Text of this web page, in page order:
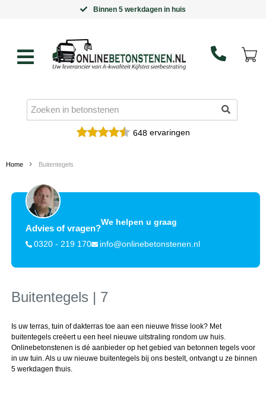
Binnen 5 werkdagen in huis
648ervaringen
Home Buitentegels
Advies of vragen?
We helpen u graag
0320 - 219 170 info@onlinebetonstenen.nl
Buitentegels | 7
Is uw terras, tuin of dakterras toe aan een nieuwe frisse look? Met
buitentegels creëert u een heel nieuwe uitstraling rondom uw huis.
Onlinebetonstenen is dé aanbieder op het gebied van betonnen tegels voor
in uw tuin. Als u uw nieuwe buitentegels bij ons bestelt, ontvangt u ze binnen
5 werkdagen thuis.